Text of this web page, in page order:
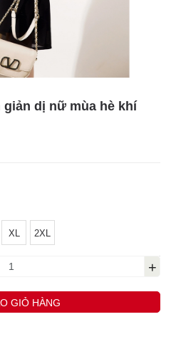
giản dị nữ mùa hè khí
XL 2XL
+
GIỎ HÀNG